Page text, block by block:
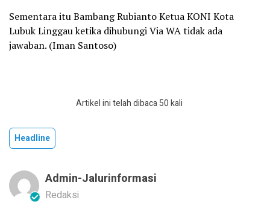
Sementara itu Bambang Rubianto Ketua KONI Kota
Lubuk Linggau ketika dihubungi Via WA tidak ada
jawaban. (Iman Santoso)
Artikel ini telah dibaca 50 kali
Headline
Admin-Jalurinformasi
Redaksi